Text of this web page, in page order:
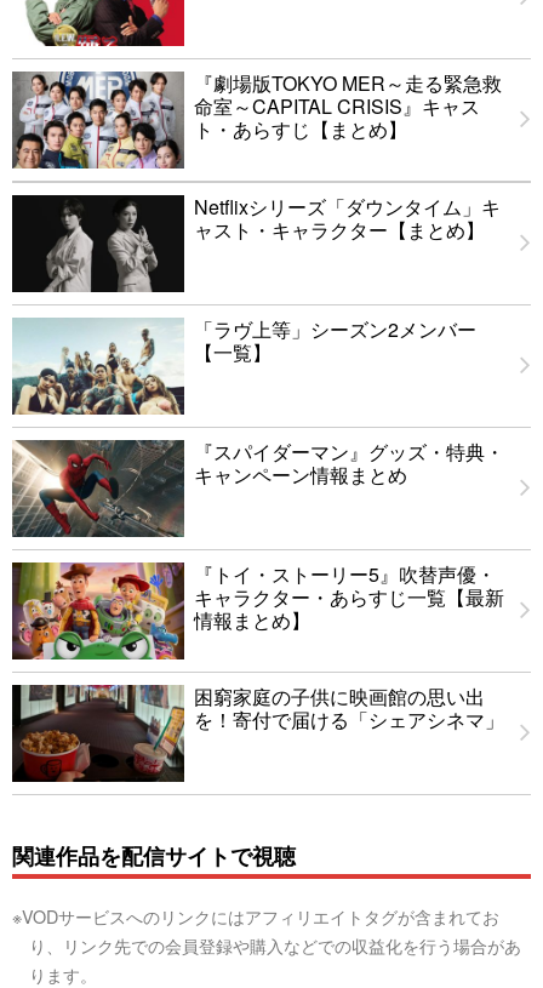
『劇場版TOKYO MER～走る緊急救
命室～CAPITAL CRISIS』キャス
ト・あらすじ【まとめ】
Netflixシリーズ「ダウンタイム」キ
ャスト・キャラクター【まとめ】
「ラヴ上等」シーズン2メンバー
【一覧】
『スパイダーマン』グッズ・特典・
キャンペーン情報まとめ
『トイ・ストーリー5』吹替声優・
キャラクター・あらすじ一覧【最新
情報まとめ】
困窮家庭の子供に映画館の思い出
を！寄付で届ける「シェアシネマ」
関連作品を配信サイトで視聴
※VODサービスへのリンクにはアフィリエイトタグが含まれてお
り、リンク先での会員登録や購入などでの収益化を行う場合があ
ります。